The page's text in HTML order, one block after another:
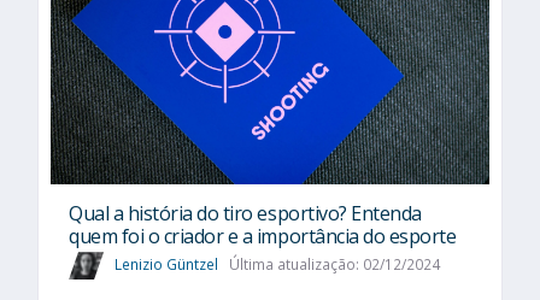
Qual a história do tiro esportivo? Entenda
quem foi o criador e a importância do esporte
Lenizio Güntzel Última atualização: 02/12/2024